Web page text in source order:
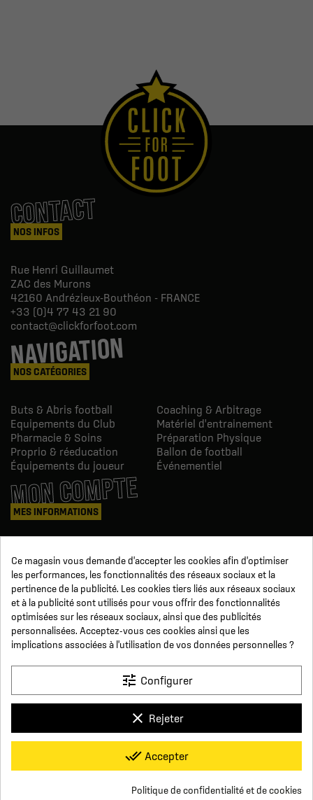
CONTACT
NOS INFOS
Rue Henri Guillaumet
ZAC des Murons
42160 Andrézieux-Bouthéon - FRANCE
+33 (0)4 77 43 21 90
contact@clickforfoot.com
NAVIGATION
NOS CATÉGORIES
Buts & Abris football
Coaching & Arbitrage
Equipements du Club
Matériel d'entrainement
Pharmacie & Soins
Préparation Physique
Proprio & réeducation
Ballon de football
Équipements du joueur
Événementiel
MON COMPTE
MES INFORMATIONS
Avoirs
Informations
Suivi de commande
Devenez revendeur
NOUS SUIVRE
SUR LES RÉSEAUX
Conditions générales de vente
Paiement sécurisé
Qui sommes-nous ?
Foire aux Questions
Mentions légales
Conditions de livraisons et de retours
Respect de la vie privée
Click For Foot x
Ce magasin vous demande d'accepter les cookies afin d'optimiser
les performances, les fonctionnalités des réseaux sociaux et la
pertinence de la publicité. Les cookies tiers liés aux réseaux sociaux
et à la publicité sont utilisés pour vous offrir des fonctionnalités
optimisées sur les réseaux sociaux, ainsi que des publicités
personnalisées. Acceptez-vous ces cookies ainsi que les
implications associées à l'utilisation de vos données personnelles ?
tune Configurer
clear Rejeter
done_all Accepter
Politique de confidentialité et de cookies